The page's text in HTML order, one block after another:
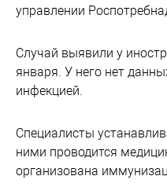
управлении
Случай выявили у
января. У него нет
инфекцией.
Специалисты
ними проводится
организована